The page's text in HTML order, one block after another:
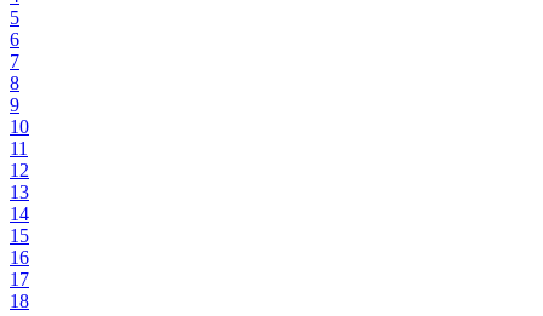
5
6
7
8
9
10
11
12
13
14
15
16
17
18